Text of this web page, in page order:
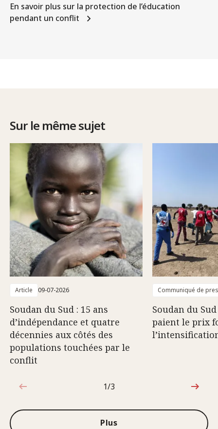
En savoir plus sur la protection de l’éducation
pendant un conflit
Sur le même sujet
Article 09-07-2026
Soudan du Sud : 15 ans
d’indépendance et quatre
décennies aux côtés des
populations touchées par le
conflit
Communiqué de
Soudan du
paient le prix
1sur3
1/3
Plus